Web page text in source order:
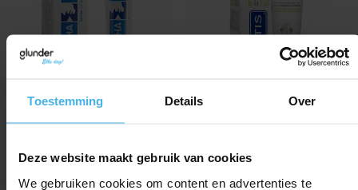
Toestemming Details Over
Deze website maakt gebruik van cookies
We gebruiken cookies om content en advertenties te
Direct leverbaar
Halita Fluoride
Inhoud: 75 ml
Direct leverbaar
Inhoud: 75 ml